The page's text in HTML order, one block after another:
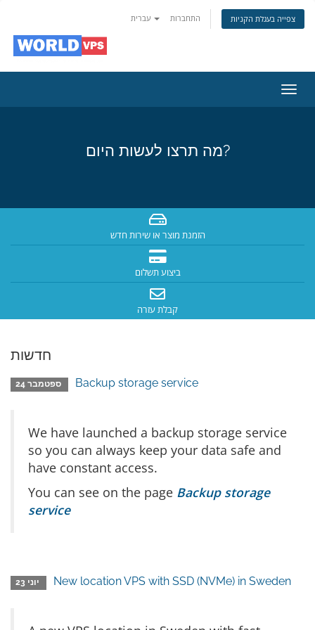
התחברות צפייה בעגלת הקניות
ניווט
מה תרצו לעשות היום?
הזמנת מוצר או שירות חדש
ביצוע תשלום
קבלת עזרה
חדשות
Backup storage service
We have launched a backup storage service
so you can always keep your data safe and
have constant access.
You can see on the page Backup storage
service
New location VPS with SSD (NVMe) in Sweden